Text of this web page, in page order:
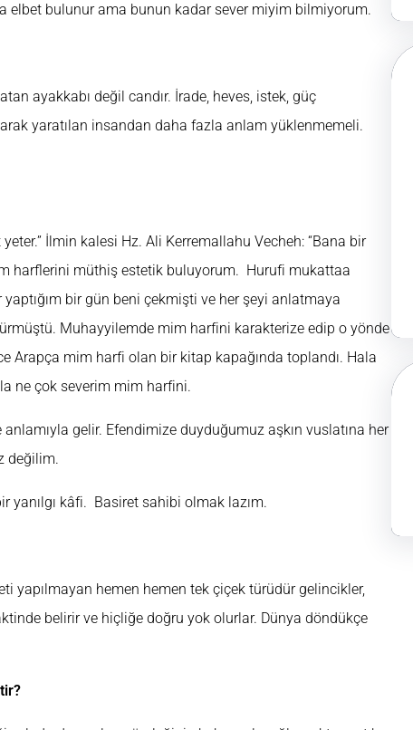
elbet bulunur ama bunun kadar sever miyim bilmiyorum.
ayakkabı değil candır. İrade, heves, istek, güç
yaratılan insandan daha fazla anlam yüklenmemeli.
İlmin kalesi Hz. Ali Kerremallahu Vecheh: “Bana bir
harflerini müthiş estetik buluyorum. Hurufi mukattaa
bir gün beni çekmişti ve her şeyi anlatmaya
Muhayyilemde mim harfini karakterize edip o yönde
Arapça mim harfi olan bir kitap kapağında toplandı. Hala
ne çok severim mim harfini.
gelir. Efendimize duyduğumuz aşkın vuslatına her
değilim.
yanılgı kâfi. Basiret sahibi olmak lazım.
yapılmayan hemen hemen tek çiçek türüdür gelincikler,
belirir ve hiçliğe doğru yok olurlar. Dünya döndükçe